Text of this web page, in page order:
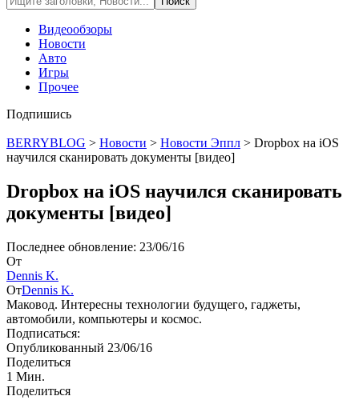
Видеообзоры
Новости
Авто
Игры
Прочее
Подпишись
BERRYBLOG > Новости > Новости Эппл > Dropbox на iOS
научился сканировать документы [видео]
Dropbox на iOS научился сканировать
документы [видео]
Последнее обновление: 23/06/16
От
Dennis K.
ОтDennis K.
Маковод. Интересны технологии будущего, гаджеты,
автомобили, компьютеры и космос.
Подписаться:
Опубликованный 23/06/16
Поделиться
1 Мин.
Поделиться